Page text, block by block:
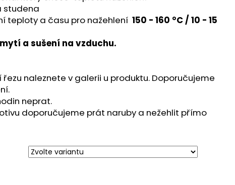
studena
teploty a času pro nažehlení 150 - 160 °C / 10 - 15
a sušení na vzduchu.
naleznete v galerii u produktu. Doporučujeme
neprat.
doporučujeme prát naruby a nežehlit přímo